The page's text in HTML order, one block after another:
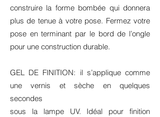
construire la forme bombée qui donnera
plus de tenue à votre pose. Fermez votre
pose en terminant par le bord de l’ongle
pour une construction durable.
GEL DE FINITION: il s’applique comme
une vernis et sèche en quelques
secondes
sous la lampe UV. Idéal pour finition